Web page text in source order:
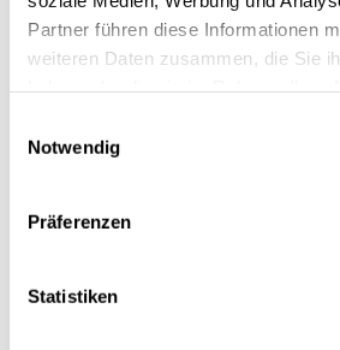
Partner führen diese Informationen
weiteren Daten zusammen, die Sie
Notwendig
Präferenzen
Statistiken